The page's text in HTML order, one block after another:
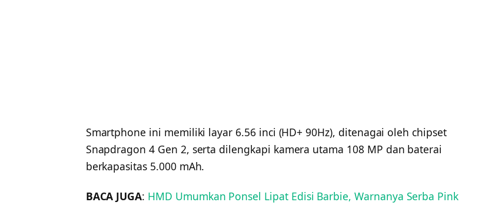
Smartphone ini memiliki layar 6.56 inci (HD+ 90Hz), ditenagai oleh chipset
Snapdragon 4 Gen 2, serta dilengkapi kamera utama 108 MP dan baterai
berkapasitas 5.000 mAh.
BACA JUGA: HMD Umumkan Ponsel Lipat Edisi Barbie, Warnanya Serba Pink